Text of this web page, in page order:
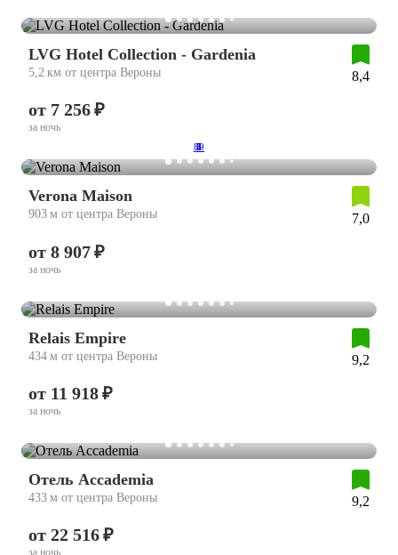
LVG Hotel Collection - Gardenia
5,2 км от центра Вероны 8,4
от 7 256 ₽
за ночь
Verona Maison
903 м от центра Вероны 7,0
от 8 907 ₽
за ночь
Relais Empire
434 м от центра Вероны 9,2
от 11 918 ₽
за ночь
Отель Accademia
433 м от центра Вероны 9,2
от 22 516 ₽
2
3
4
5
89